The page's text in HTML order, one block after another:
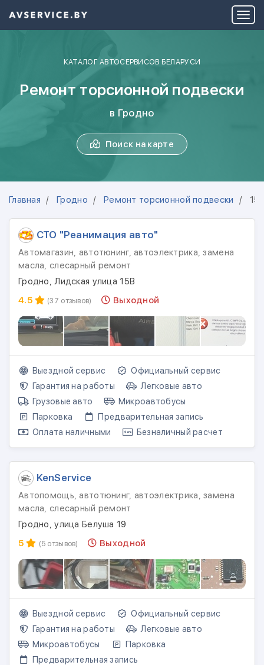
КАТАЛОГ АВТОСЕРВИСОВ БЕЛАРУСИ
Ремонт торсионной подвески
в Гродно
Поиск на карте
Главная Гродно Ремонт торсионной подвески 15
СТО "Реанимация авто"
Автомагазин, автотюнинг, автоэлектрика, замена
масла, слесарный ремонт
Гродно, Лидская улица 15В
4.5
(37 отзывов) Выходной
Выездной сервис
Официальный сервис
Гарантия на работы
Легковые авто
Грузовые авто
Микроавтобусы
Парковка
Предварительная запись
Оплата наличными
Безналичный расчет
KenService
Автопомощь, автотюнинг, автоэлектрика, замена
масла, слесарный ремонт
Гродно, улица Белуша 19
5
(5 отзывов) Выходной
Выездной сервис
Официальный сервис
Гарантия на работы
Легковые авто
Микроавтобусы
Парковка
Предварительная запись